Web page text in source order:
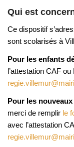
Qui est
Ce dispositif
sont scolarisés à
Pour les enfants
l’attestation CAF
Pour les
merci de remplir le
avec l’attestation